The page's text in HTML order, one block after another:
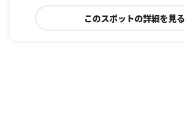
このスポットの詳細を見る